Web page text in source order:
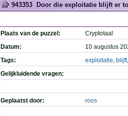
943353 Door die exploitatie blijft er
Plaats van de puzzel:
Cryptotaal
Datum:
10 augustus
Tags:
exploitatie, blijft
Gelijkluidende vragen:
Geplaatst door: roos